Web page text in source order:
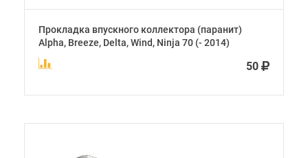
Прокладка впускного коллектора (паранит)
Alpha, Breeze, Delta, Wind, Ninja 70 (- 2014)
50